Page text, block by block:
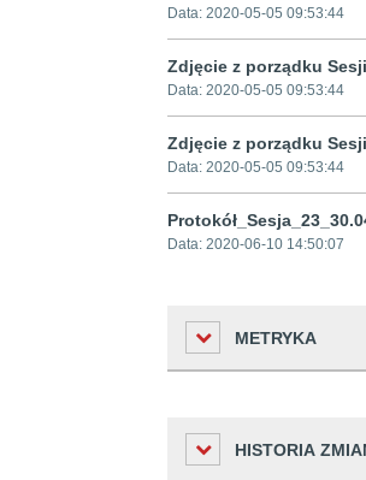
Data: 2020-05-05 09:53:44
Zdjęcie z porządku
Data: 2020-05-05 09:53:44
Zdjęcie z porządku
Data: 2020-05-05 09:53:44
Data: 2020-06-10 14:50:07
METRYKA
Liczba odwiedzin
HISTORIA